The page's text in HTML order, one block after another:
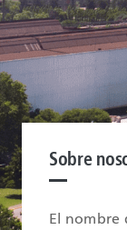
Sobre
El nombre